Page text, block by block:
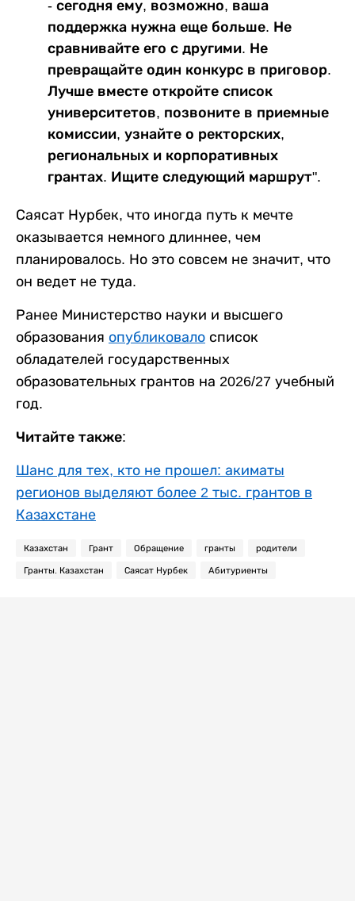
- сегодня ему, возможно, ваша
поддержка нужна еще больше. Не
сравнивайте его с другими. Не
превращайте один конкурс в приговор.
Лучше вместе откройте список
университетов, позвоните в приемные
комиссии, узнайте о ректорских,
региональных и корпоративных
грантах. Ищите следующий маршрут".
Саясат Нурбек, что иногда путь к мечте
оказывается немного длиннее, чем
планировалось. Но это совсем не значит, что
он ведет не туда.
Ранее Министерство науки и высшего
образования опубликовало список
обладателей государственных
образовательных грантов на 2026/27 учебный
год.
Читайте также:
Шанс для тех, кто не прошел: акиматы
регионов выделяют более 2 тыс. грантов в
Казахстане
Казахстан Грант Обращение гранты родители
Гранты. Казахстан Саясат Нурбек Абитуриенты